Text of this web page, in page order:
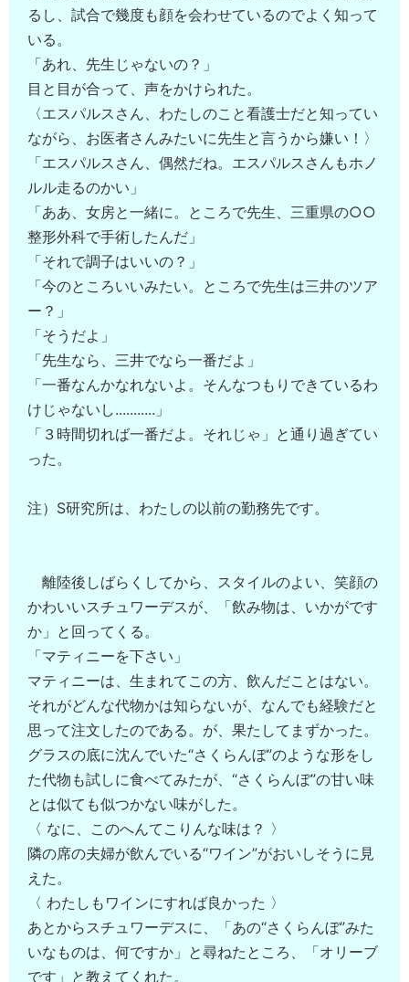
るし、試合で幾度も顔を会わせているのでよく知って
いる。
「あれ、先生じゃないの？」
目と目が合って、声をかけられた。
〈エスパルスさん、わたしのこと看護士だと知ってい
ながら、お医者さんみたいに先生と言うから嫌い！〉
「エスパルスさん、偶然だね。エスパルスさんもホノ
ルル走るのかい」
「ああ、女房と一緒に。ところで先生、三重県の○○
整形外科で手術したんだ」
「それで調子はいいの？」
「今のところいいみたい。ところで先生は三井のツア
ー？」
「そうだよ」
「先生なら、三井でなら一番だよ」
「一番なんかなれないよ。そんなつもりできているわ
けじゃないし...........」
「３時間切れば一番だよ。それじゃ」と通り過ぎてい
った。
注）S研究所は、わたしの以前の勤務先です。
離陸後しばらくしてから、スタイルのよい、笑顔の
かわいいスチュワーデスが、「飲み物は、いかがです
か」と回ってくる。
「マティニーを下さい」
マティニーは、生まれてこの方、飲んだことはない。
それがどんな代物かは知らないが、なんでも経験だと
思って注文したのである。が、果たしてまずかった。
グラスの底に沈んでいた“さくらんぼ”のような形をし
た代物も試しに食べてみたが、“さくらんぼ”の甘い味
とは似ても似つかない味がした。
〈 なに、このへんてこりんな味は？ 〉
隣の席の夫婦が飲んでいる“ワイン”がおいしそうに見
えた。
〈 わたしもワインにすれば良かった 〉
あとからスチュワーデスに、「あの“さくらんぼ”みた
いなものは、何ですか」と尋ねたところ、「オリーブ
です」と教えてくれた。